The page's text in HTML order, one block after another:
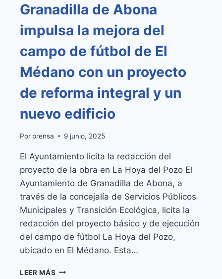
Granadilla de Abona
impulsa la mejora del
campo de fútbol de El
Médano con un proyecto
de reforma integral y un
nuevo edificio
Por prensa 9 junio, 2025
El Ayuntamiento licita la redacción del
proyecto de la obra en La Hoya del Pozo El
Ayuntamiento de Granadilla de Abona, a
través de la concejalía de Servicios Públicos
Municipales y Transición Ecológica, licita la
redacción del proyecto básico y de ejecución
del campo de fútbol La Hoya del Pozo,
ubicado en El Médano. Esta…
LEER MÁS GRANADILLA